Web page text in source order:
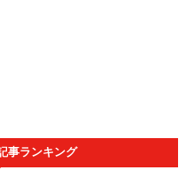
事ランキング